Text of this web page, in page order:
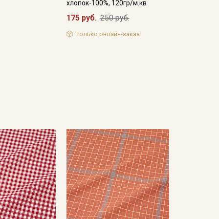
хлопок-100%, 120гр/м.кв
175 руб. 250 руб.
Только онлайн-заказ